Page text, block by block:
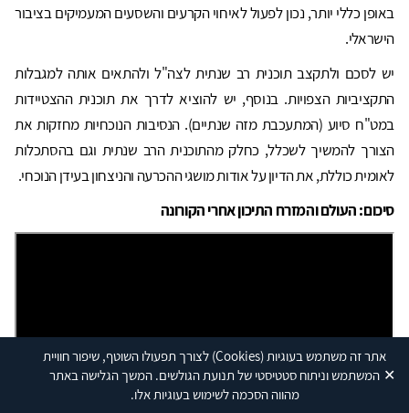
אתר זה משתמש בעוגיות(Cookies) לצורך תפעולו השוטף, שיפור חוויית
המשתמש וניתוח סטטיסטי של תנועת הגולשים. המשך הגלישה באתר
מהווה הסכמה לשימוש בעוגיות אלו.
✕
באופן כללי יותר, נכון לפעול לאיחוי הקרעים והשסעים המעמיקים בציבור
הישראלי.
יש לסכם ולתקצב תוכנית רב שנתית לצה"ל ולהתאים אותה למגבלות
התקציביות הצפויות. בנוסף, יש להוציא לדרך את תוכנית ההצטיידות
במט"ח סיוע (המתעכבת מזה שנתיים). הנסיבות הנוכחיות מחזקות את
הצורך להמשיך לשכלל, כחלק מהתוכנית הרב שנתית וגם בהסתכלות
לאומית כוללת, את הדיון על אודות מושגי ההכרעה והניצחון בעידן הנוכחי.
סיכום: העולם והמזרח התיכון אחרי הקורונה